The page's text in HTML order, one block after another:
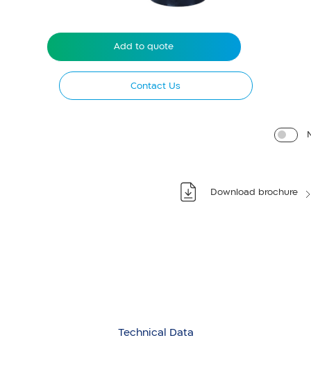
Contact Us
Add to quote
Download brochure
Technical Data